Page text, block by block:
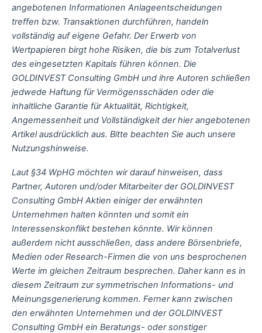
angebotenen Informationen Anlageentscheidungen
treffen bzw. Transaktionen durchführen, handeln
vollständig auf eigene Gefahr. Der Erwerb von
Wertpapieren birgt hohe Risiken, die bis zum Totalverlust
des eingesetzten Kapitals führen können. Die
GOLDINVEST Consulting GmbH und ihre Autoren schließen
jedwede Haftung für Vermögensschäden oder die
inhaltliche Garantie für Aktualität, Richtigkeit,
Angemessenheit und Vollständigkeit der hier angebotenen
Artikel ausdrücklich aus. Bitte beachten Sie auch unsere
Nutzungshinweise.
Laut §34 WpHG möchten wir darauf hinweisen, dass
Partner, Autoren und/oder Mitarbeiter der GOLDINVEST
Consulting GmbH Aktien einiger der erwähnten
Unternehmen halten könnten und somit ein
Interessenskonflikt bestehen könnte. Wir können
außerdem nicht ausschließen, dass andere Börsenbriefe,
Medien oder Research-Firmen die von uns besprochenen
Werte im gleichen Zeitraum besprechen. Daher kann es in
diesem Zeitraum zur symmetrischen Informations- und
Meinungsgenerierung kommen. Ferner kann zwischen
den erwähnten Unternehmen und der GOLDINVEST
Consulting GmbH ein Beratungs- oder sonstiger